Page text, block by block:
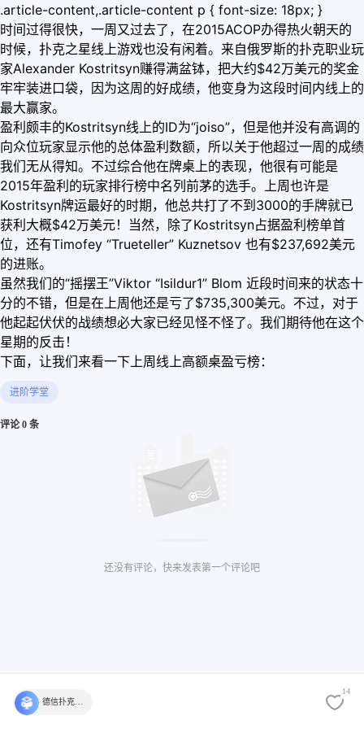
.article-content,.article-content p { font-size: 18px; }
时间过得很快，一周又过去了，在2015ACOP办得热火朝天的
时候，扑克之星线上游戏也没有闲着。来自俄罗斯的扑克职业玩
家Alexander Kostritsyn赚得满盆钵，把大约$42万美元的奖金
牢牢装进口袋，因为这周的好成绩，他变身为这段时间内线上的
最大赢家。
盈利颇丰的Kostritsyn线上的ID为“joiso”，但是他并没有高调的
向众位玩家显示他的总体盈利数额，所以关于他超过一周的成绩
我们无从得知。不过综合他在牌桌上的表现，他很有可能是
2015年盈利的玩家排行榜中名列前茅的选手。上周也许是
Kostritsyn牌运最好的时期，他总共打了不到3000的手牌就已
获利大概$42万美元！当然，除了Kostritsyn占据盈利榜单首
位，还有Timofey “Trueteller” Kuznetsov 也有$237,692美元
的进账。
虽然我们的“摇摆王”Viktor “Isildur1” Blom 近段时间来的状态十
分的不错，但是在上周他还是亏了$735,300美元。不过，对于
他起起伏伏的战绩想必大家已经见怪不怪了。我们期待他在这个
星期的反击！
下面，让我们来看一下上周线上高额桌盈亏榜：
进阶学堂
评论 0 条
还没有评论，快来发表第一个评论吧
14